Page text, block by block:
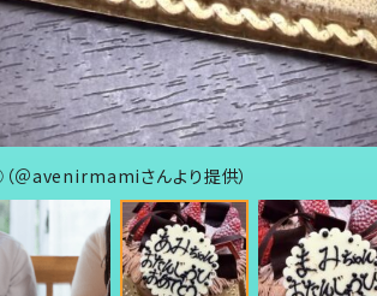
＠avenirmamiさんより提供）